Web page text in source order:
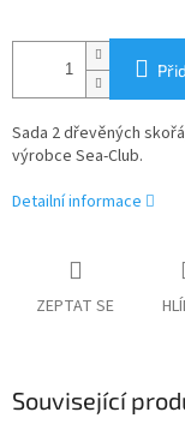
Sada 2 dřevěných
výrobce Sea-Club.
Detailní informace
ZEPTAT SE
Související